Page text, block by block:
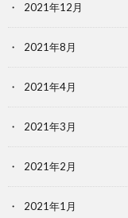
2021年12月
2021年8月
2021年4月
2021年3月
2021年2月
2021年1月